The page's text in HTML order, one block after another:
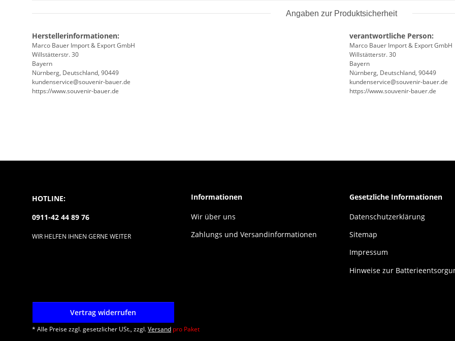
Angaben zur Produktsicherheit
Herstellerinformationen:
Marco Bauer Import & Export GmbH
Willstätterstr. 30
Bayern
Nürnberg, Deutschland, 90449
kundenservice@souvenir-bauer.de
https://www.souvenir-bauer.de
verantwortliche Person:
Marco Bauer Import & Export GmbH
Willstätterstr. 30
Bayern
Nürnberg, Deutschland, 90449
kundenservice@souvenir-bauer.de
https://www.souvenir-bauer.de
HOTLINE:
0911-42 44 89 76
WIR HELFEN IHNEN GERNE WEITER
Informationen
Wir über uns
Zahlungs und Versandinformationen
Gesetzliche Informationen
Datenschutzerklärung
Sitemap
Impressum
Hinweise zur
Vertrag widerrufen
* Alle Preise zzgl. gesetzlicher USt., zzgl.Versand pro Paket